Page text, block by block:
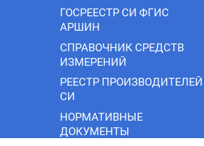
ГОСРЕЕСТР СИ ФГИС
АРШИН
СПРАВОЧНИК СРЕДСТВ
ИЗМЕРЕНИЙ
РЕЕСТР ПРОИЗВОДИТЕЛЕЙ
СИ
НОРМАТИВНЫЕ
ДОКУМЕНТЫ